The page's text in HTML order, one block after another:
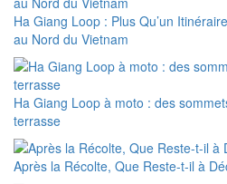
Ha Giang Loop : Plus Qu’un
au Nord du Vietnam
Ha Giang Loop à moto : des
terrasse
Après la Récolte, Que Reste-t-il à